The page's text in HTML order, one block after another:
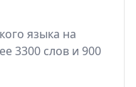
языка на
3300 слов и 900